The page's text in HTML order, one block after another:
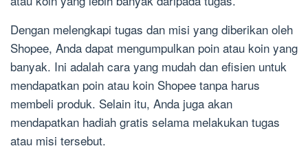
Dengan melengkapi tugas dan misi yang diberikan oleh
Shopee, Anda dapat mengumpulkan poin atau koin yang
banyak. Ini adalah cara yang mudah dan efisien untuk
mendapatkan poin atau koin Shopee tanpa harus
membeli produk. Selain itu, Anda juga akan
mendapatkan hadiah gratis selama melakukan tugas
atau misi tersebut.